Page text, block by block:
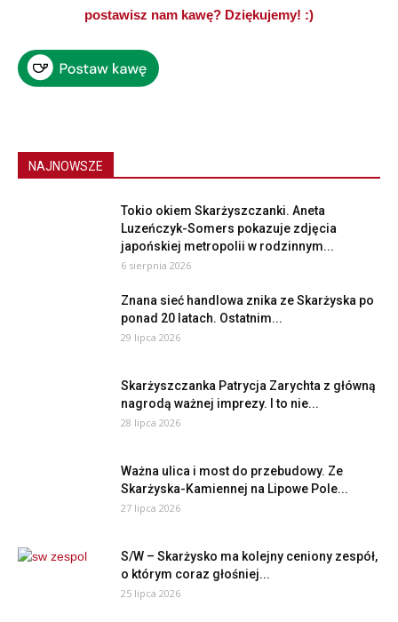
postawisz nam kawę? Dziękujemy! :)
NAJNOWSZE
Tokio okiem Skarżyszczanki. Aneta
Luzeńczyk-Somers pokazuje zdjęcia
japońskiej metropolii w rodzinnym...
6 sierpnia 2026
Znana sieć handlowa znika ze Skarżyska po
ponad 20 latach. Ostatnim...
29 lipca 2026
Skarżyszczanka Patrycja Zarychta z główną
nagrodą ważnej imprezy. I to nie...
28 lipca 2026
Ważna ulica i most do przebudowy. Ze
Skarżyska-Kamiennej na Lipowe Pole...
27 lipca 2026
S/W – Skarżysko ma kolejny ceniony zespół,
o którym coraz głośniej...
25 lipca 2026